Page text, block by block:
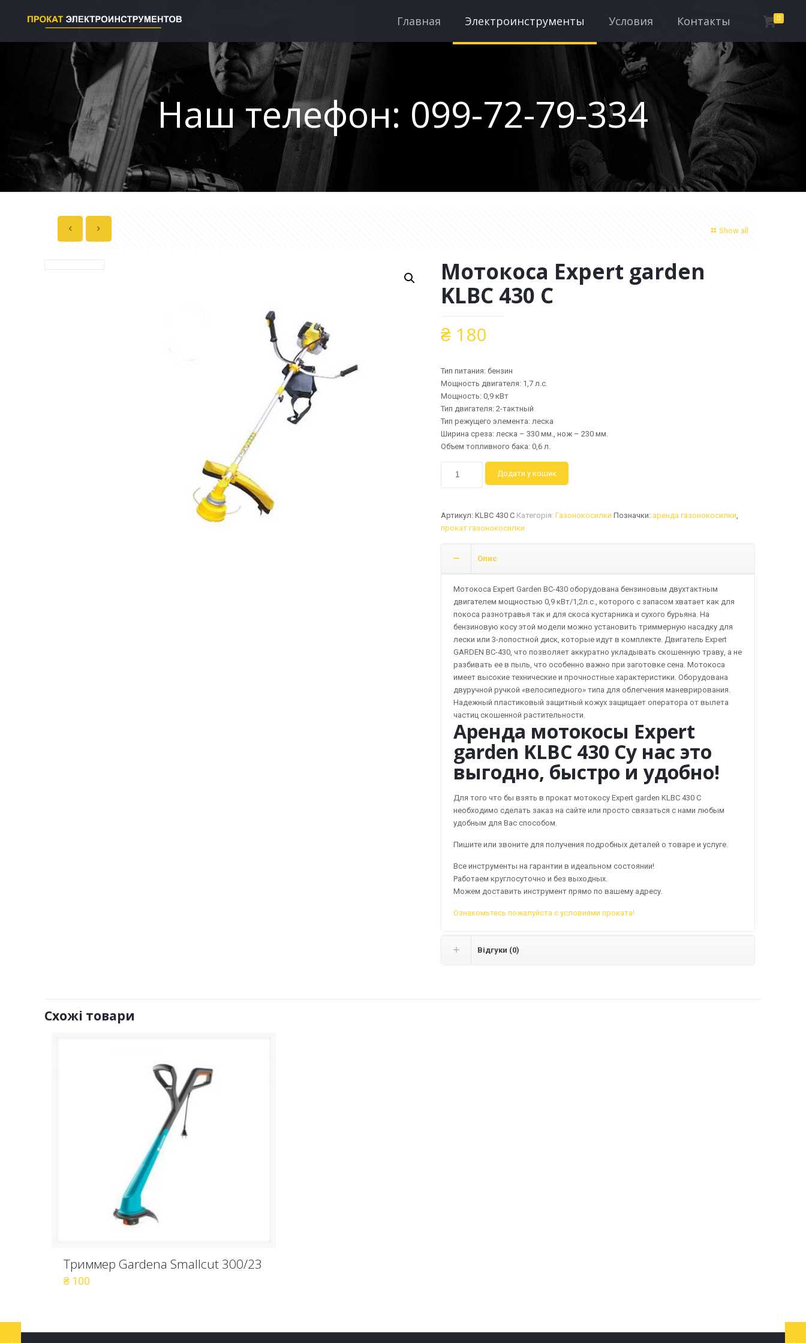
Главная Электроинструменты Условия Контакты 0
Наш телефон: 099-72-79-334
Show all
Мотокоса Expert garden
KLBC 430 C
₴ 180
Тип питания: бензин
Мощность двигателя: 1,7 л.с.
Мощность: 0,9 кВт
Тип двигателя: 2-тактный
Тип режущего элемента: леска
Ширина среза: леска – 330 мм., нож – 230 мм.
Объем топливного бака: 0,6 л.
430
C
кількість
Додати у кошик
Артикул:KLBC 430 C Категорія:Газонокосилки Позначки: аренда газонокосилки,
прокат газонокосилки
Опис
Мотокоса Expert Garden BC-430 оборудована бензиновым двухтактным
двигателем мощностью 0,9 кВт/1,2л.с., которого с запасом хватает как для
покоса разнотравья так и для скоса кустарника и сухого бурьяна. На
бензиновую косу этой модели можно установить триммерную насадку для
лески или 3-лопостной диск, которые идут в комплекте. Двигатель Expert
GARDEN BC-430, что позволяет аккуратно укладывать скошенную траву, а не
разбивать ее в пыль, что особенно важно при заготовке сена. Мотокоса
имеет высокие технические и прочностные характеристики. Оборудована
двуручной ручкой «велосипедного» типа для облегчения маневрирования.
Надежный пластиковый защитный кожух защищает оператора от вылета
частиц скошенной растительности.
Аренда мотокосы Expert
garden KLBC 430 Cу нас это
выгодно, быстро и удобно!
Для того что бы взять в прокат мотокосу Expert garden KLBC 430 C
необходимо сделать заказ на сайте или просто связаться с нами любым
удобным для Вас способом.
Пишите или звоните для получения подробных деталей о товаре и услуге.
Все инструменты на гарантии в идеальном состоянии!
Работаем круглосуточно и без выходных.
Можем доставить инструмент прямо по вашему адресу.
Ознакомьтесь пожалуйста с условиями проката!
Відгуки (0)
Схожі товари
Триммер Gardena Smallcut 300/23
₴ 100